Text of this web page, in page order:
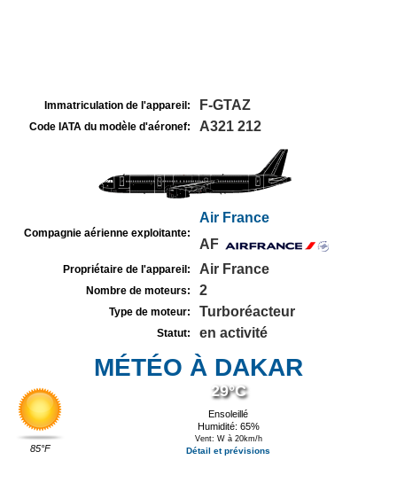
Immatriculation de l'appareil: F-GTAZ
Code IATA du modèle d'aéronef: A321 212
Compagnie aérienne exploitante:
Air France
AF
Propriétaire de l'appareil: Air France
Nombre de moteurs: 2
Type de moteur: Turboréacteur
Statut: en activité
MÉTÉO À DAKAR
85°F
29°C
Ensoleillé
Humidité: 65%
Vent: W à 20km/h
Détail et prévisions